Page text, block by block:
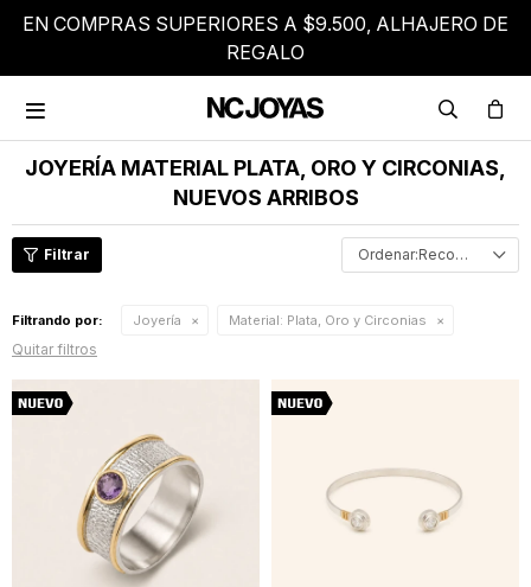
EN COMPRAS SUPERIORES A $9.500, ALHAJERO DE
REGALO

JOYERÍA MATERIAL PLATA, ORO Y CIRCONIAS,
NUEVOS ARRIBOS
Recomendados
Filtrando por: Joyería Material: Plata, Oro y Circonias
Quitar filtros